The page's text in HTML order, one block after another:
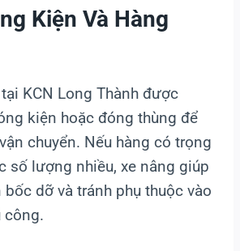
Kiện Và Hàng
KCN Long Thành được
kiện hoặc đóng thùng để
chuyển. Nếu hàng có trọng
số lượng nhiều, xe nâng giúp
dỡ và tránh phụ thuộc vào
công.